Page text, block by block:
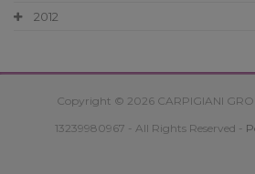
2012
Copyright © 2026 CARPIGIANI
13239980967 - All Rights Reserved -